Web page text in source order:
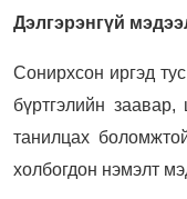
Дэлгэрэнгүй
Сонирхсон иргэд
бүртгэлийн
танилцах
холбогдон нэмэлт